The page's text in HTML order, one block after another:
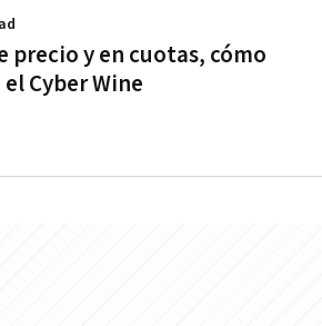
precio y en cuotas, cómo
Cyber Wine